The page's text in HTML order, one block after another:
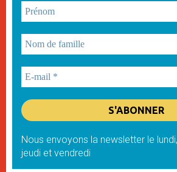
Nous envoyons la newsletter le
jeudi et vendredi